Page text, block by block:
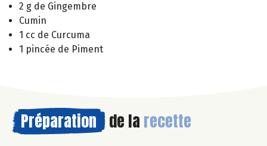
2 g de Gingembre
Cumin
1 cc de Curcuma
1 pincée de Piment
Préparation de la recette